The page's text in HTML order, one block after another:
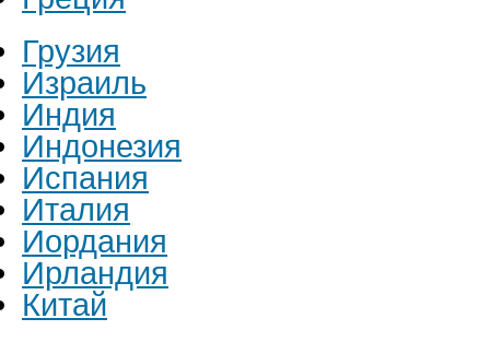
Грузия
Израиль
Индия
Индонезия
Испания
Италия
Иордания
Ирландия
Китай